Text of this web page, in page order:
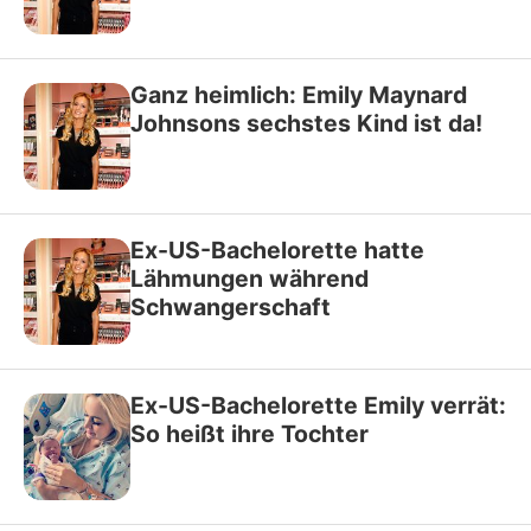
Ganz heimlich: Emily Maynard
Johnsons sechstes Kind ist da!
Ex-US-Bachelorette hatte
Lähmungen während
Schwangerschaft
Ex-US-Bachelorette Emily verrät:
So heißt ihre Tochter